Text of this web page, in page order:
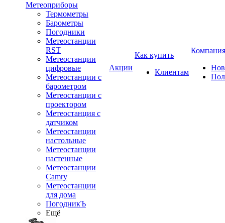
Метеоприборы
Термометры
Барометры
Погодники
Метеостанции
RST
Метеостанции
цифровые
Метеостанции с
барометром
Метеостанции с
проектором
Метеостанция с
датчиком
Метеостанции
настольные
Метеостанции
настенные
Метеостанции
Camry
Метеостанции
для дома
ПогодникЪ
Ещё
Акции
Как купить
Клиентам
Компания